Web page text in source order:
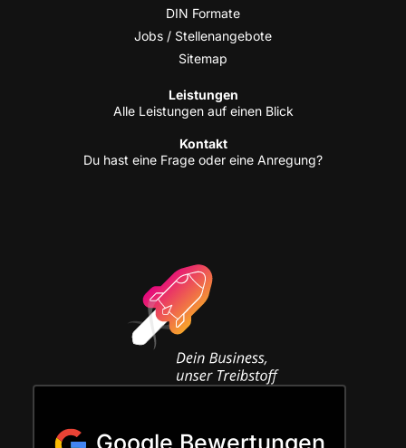
DIN For­ma­te
Jobs / Stellenangebote
Site­map
Leis­tun­gen
Alle Leis­tun­gen auf einen Blick
Kon­takt
Du hast eine Fra­ge oder eine Anregung?
Google Bewertungen